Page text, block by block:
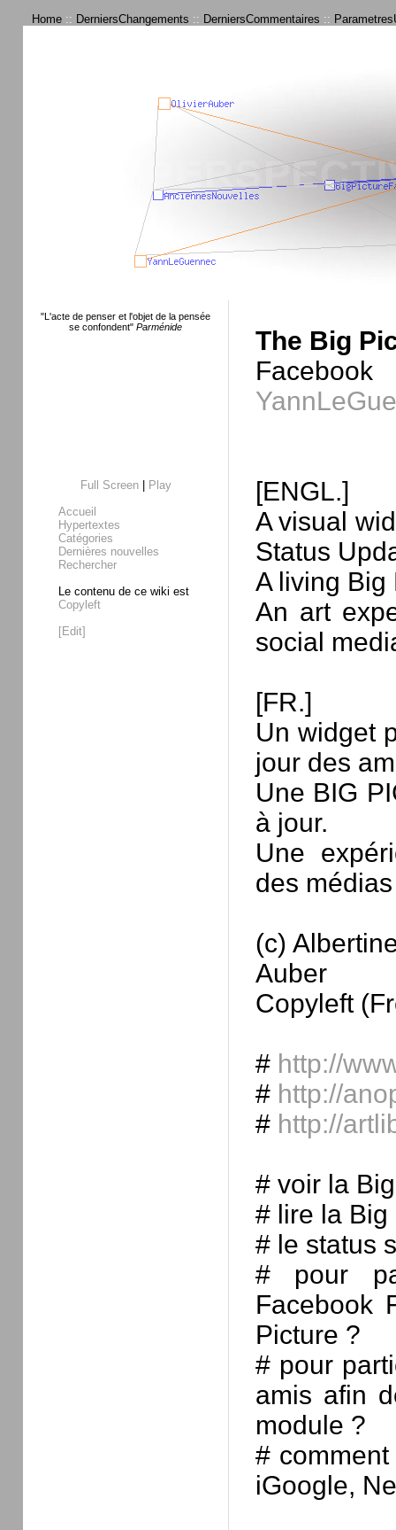
Home :: DerniersChangements :: DerniersCommentaires ::
"L'acte de penser et l'objet de la pensée
se confondent" Parménide
Full Screen|
Play
Accueil
Hypertextes
Catégories
Dernières nouvelles
Rechercher
Le contenu de ce wiki est
Copyleft
[Edit]
The Big
[ENGL.]
A visual
Status
A living Big
An art
social
[FR.]
Un widget
jour des
Une BIG
à jour.
Une
des
(c)
Auber
Copyleft
# http://
# http://
# http://
# voir la
# lire la Big
# le status
# pour
Facebook
Picture ?
# pour
amis afin
module ?
#
iGoogle,